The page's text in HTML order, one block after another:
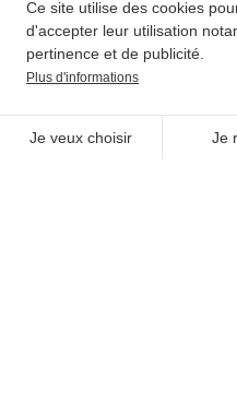
Ce site utilise des cookies
d'accepter leur utilisation
pertinence et de publicité.
Plus d'informations
Je veux choisir Je
UNE